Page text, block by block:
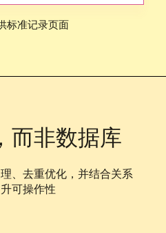
标准记录页面
而非数据库
、去重优化，并结合关系
可操作性